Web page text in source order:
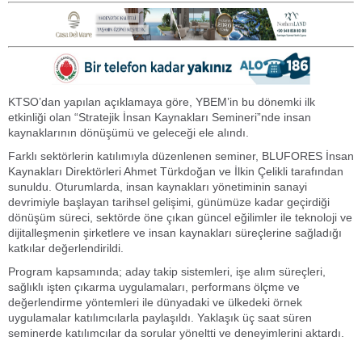
KTSO’dan yapılan açıklamaya göre, YBEM’in bu dönemki ilk
etkinliği olan “Stratejik İnsan Kaynakları Semineri”nde insan
kaynaklarının dönüşümü ve geleceği ele alındı.
Farklı sektörlerin katılımıyla düzenlenen seminer, BLUFORES İnsan
Kaynakları Direktörleri Ahmet Türkdoğan ve İlkin Çelikli tarafından
sunuldu. Oturumlarda, insan kaynakları yönetiminin sanayi
devrimiyle başlayan tarihsel gelişimi, günümüze kadar geçirdiği
dönüşüm süreci, sektörde öne çıkan güncel eğilimler ile teknoloji ve
dijitalleşmenin şirketlere ve insan kaynakları süreçlerine sağladığı
katkılar değerlendirildi.
Program kapsamında; aday takip sistemleri, işe alım süreçleri,
sağlıklı işten çıkarma uygulamaları, performans ölçme ve
değerlendirme yöntemleri ile dünyadaki ve ülkedeki örnek
uygulamalar katılımcılarla paylaşıldı. Yaklaşık üç saat süren
seminerde katılımcılar da sorular yöneltti ve deneyimlerini aktardı.